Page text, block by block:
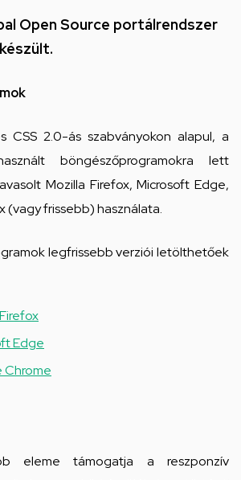
Open Source portálrendszer
CSS 2.0-ás szabványokon alapul, a
böngészőprogramokra lett
Mozilla Firefox, Microsoft Edge,
(vagy frissebb) használata.
legfrissebb verziói letölthetőek
Edge
eleme támogatja a reszponzív